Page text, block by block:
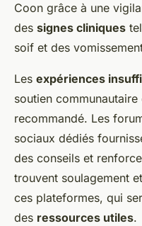
Coon grâce à une
des signes cliniques
soif et des
Les expériences
soutien communautaire
recommandé. Les
sociaux dédiés
des conseils et
trouvent soulagement
ces plateformes, qui
des ressources utiles.